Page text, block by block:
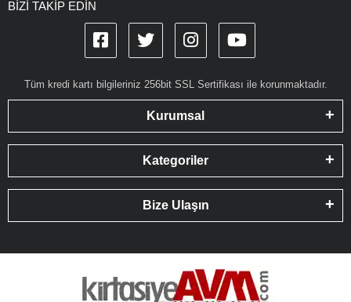
BİZİ TAKİP EDİN
Tüm kredi kartı bilgileriniz 256bit SSL Sertifikası ile korunmaktadır.
Kurumsal
Kategoriler
Bize Ulaşın